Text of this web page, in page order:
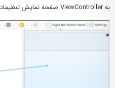
به ViewController صفحه نمایش تنظیمات بکشید و رها کنید.